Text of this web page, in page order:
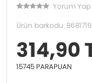
Yorum Yap
Ürün barkodu:
314,90
15745 PARAPUAN